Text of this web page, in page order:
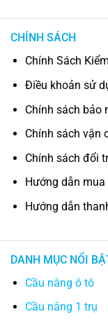
CHÍNH SÁCH
Chính Sách
Điều khoản sử
Chính sách bảo
Chính sách vận
Chính sách đổi
Hướng dẫn mua
Hướng dẫn
DANH MỤC NỔI
Cầu nâng ô tô
Cầu nâng 1 trụ